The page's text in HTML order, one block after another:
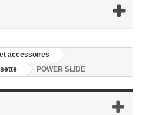
accessoires
POWER SLIDE